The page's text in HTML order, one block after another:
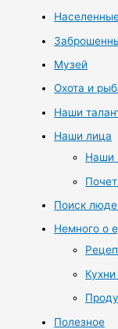
Музей
Охота и
Наши
Наши лица
Наши
Поиск
Немного о
Полезное